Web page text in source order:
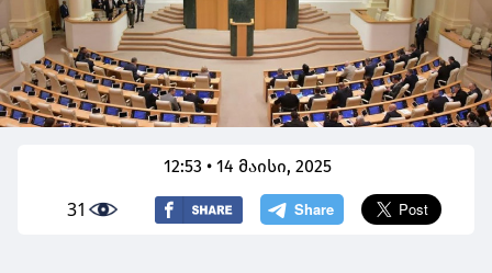
12:53 • 14 მაისი, 2025
31